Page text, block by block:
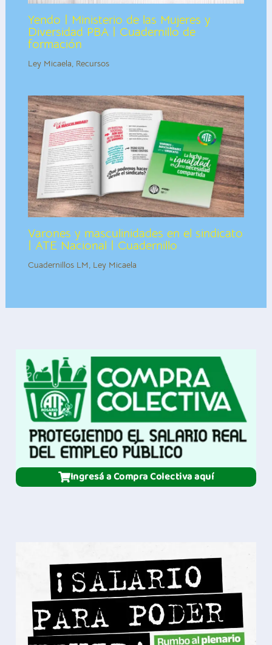
Yendo | Ministerio de las Mujeres y
Diversidad PBA | Cuadernillo de
formación
Ley Micaela, Recursos
Varones y masculinidades en el sindicato
| ATE Nacional | Cuadernillo
Cuadernillos LM, Ley Micaela
Ingresá a Compra Colectiva aquí